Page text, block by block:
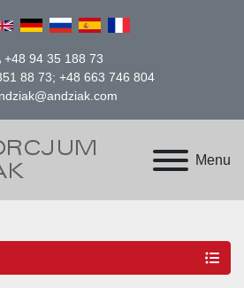
+48 94 35 188 73
88 73; +48 663 746 804
Menu